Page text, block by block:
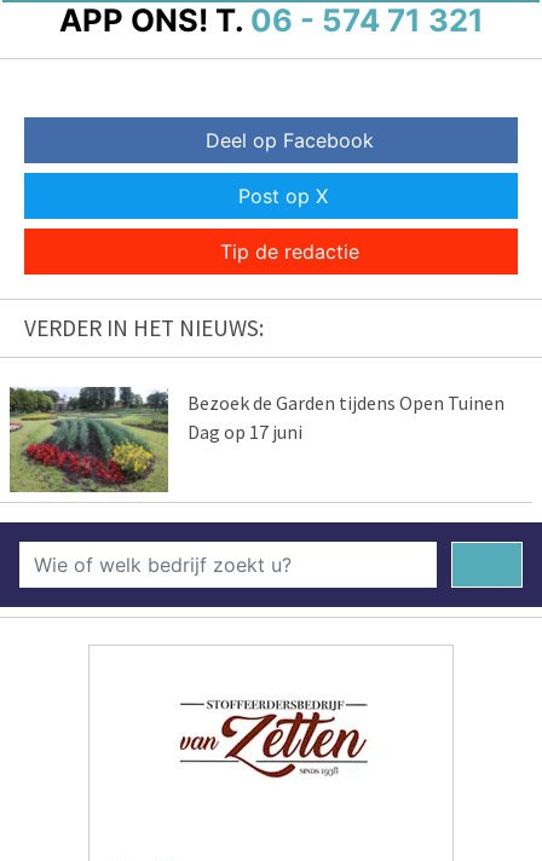
APP ONS! T. 06 - 574 71 321
Deel op Facebook
Post op X
Tip de redactie
VERDER IN HET NIEUWS:
Bezoek de Garden tijdens Open Tuinen
Dag op 17 juni